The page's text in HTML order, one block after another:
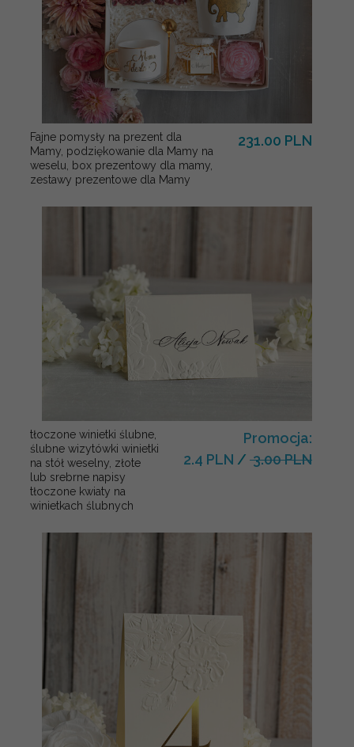
Fajne pomysły na prezent dla
Mamy, podziękowanie dla Mamy na
weselu, box prezentowy dla mamy,
zestawy prezentowe dla Mamy
231.00 PLN
tłoczone winietki ślubne,
ślubne wizytówki winietki
na stół weselny, złote
lub srebrne napisy
tłoczone kwiaty na
winietkach ślubnych
Promocja:
2.4 PLN / 3.00 PLN